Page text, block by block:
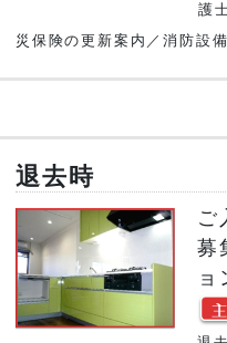
護
災保険の更新案内／消防設
退去時
ご
募
ョ